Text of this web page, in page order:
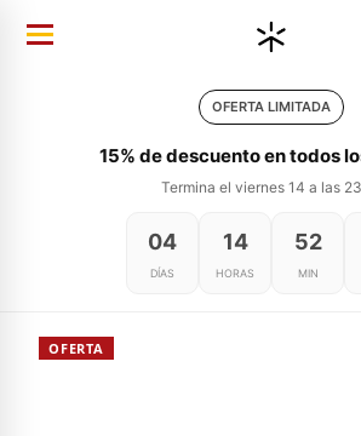
OFERTA LIMITADA
15% de descuento en todos
Termina el viernes 14 a las
04
DÍAS
14
HORAS
52
MIN
OFERTA